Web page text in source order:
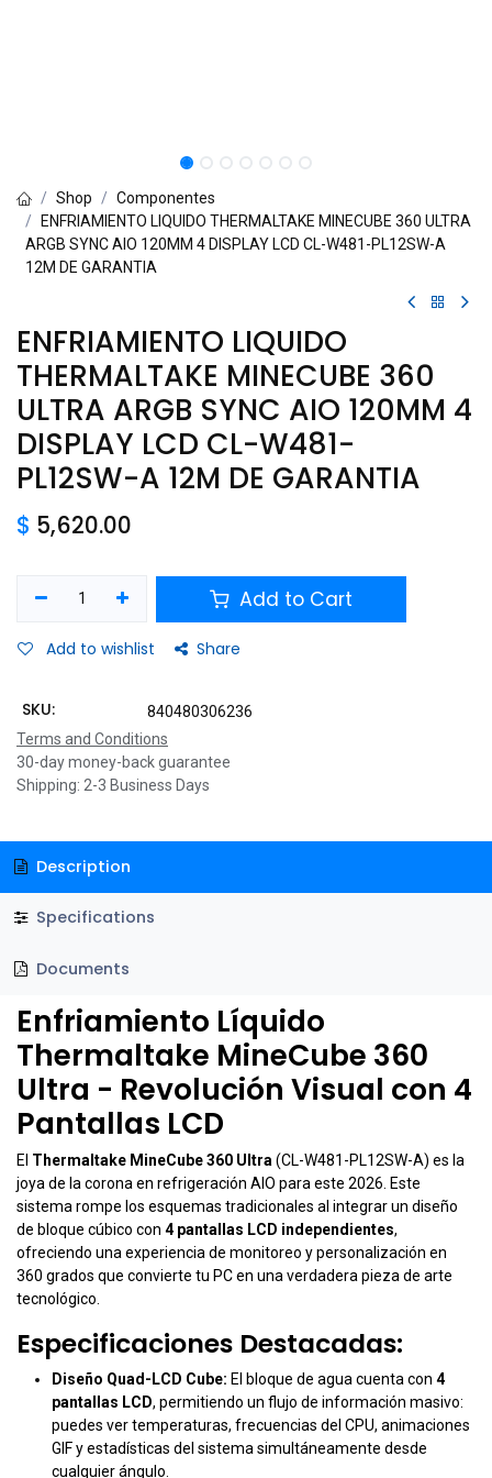
Shop
Componentes
ENFRIAMIENTO LIQUIDO THERMALTAKE MINECUBE 360 ULTRA
ARGB SYNC AIO 120MM 4 DISPLAY LCD CL-W481-PL12SW-A
12M DE GARANTIA
ENFRIAMIENTO LIQUIDO
THERMALTAKE MINECUBE 360
ULTRA ARGB SYNC AIO 120MM 4
DISPLAY LCD CL-W481-
PL12SW-A 12M DE GARANTIA
$ 5,620.00
Add to Cart
Add to wishlist Share
SKU:
840480306236
Terms and Conditions
30-day money-back guarantee
Shipping: 2-3 Business Days
Description
Specifications
Documents
Enfriamiento Líquido
Thermaltake MineCube 360
Ultra - Revolución Visual con 4
Pantallas LCD
El Thermaltake MineCube 360 Ultra (CL-W481-PL12SW-A) es la
joya de la corona en refrigeración AIO para este 2026. Este
sistema rompe los esquemas tradicionales al integrar un diseño
de bloque cúbico con 4 pantallas LCD independientes,
ofreciendo una experiencia de monitoreo y personalización en
360 grados que convierte tu PC en una verdadera pieza de arte
tecnológico.
Especificaciones Destacadas:
Diseño Quad-LCD Cube: El bloque de agua cuenta con 4
pantallas LCD, permitiendo un flujo de información masivo:
puedes ver temperaturas, frecuencias del CPU, animaciones
GIF y estadísticas del sistema simultáneamente desde
cualquier ángulo.